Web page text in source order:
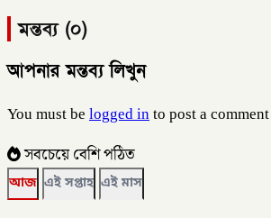
মন্তব্য (০)
আপনার মন্তব্য লিখুন
You must belogged into post a
সবচেয়ে বেশি পঠিত
আজ এই সপ্তাহ এই মাস